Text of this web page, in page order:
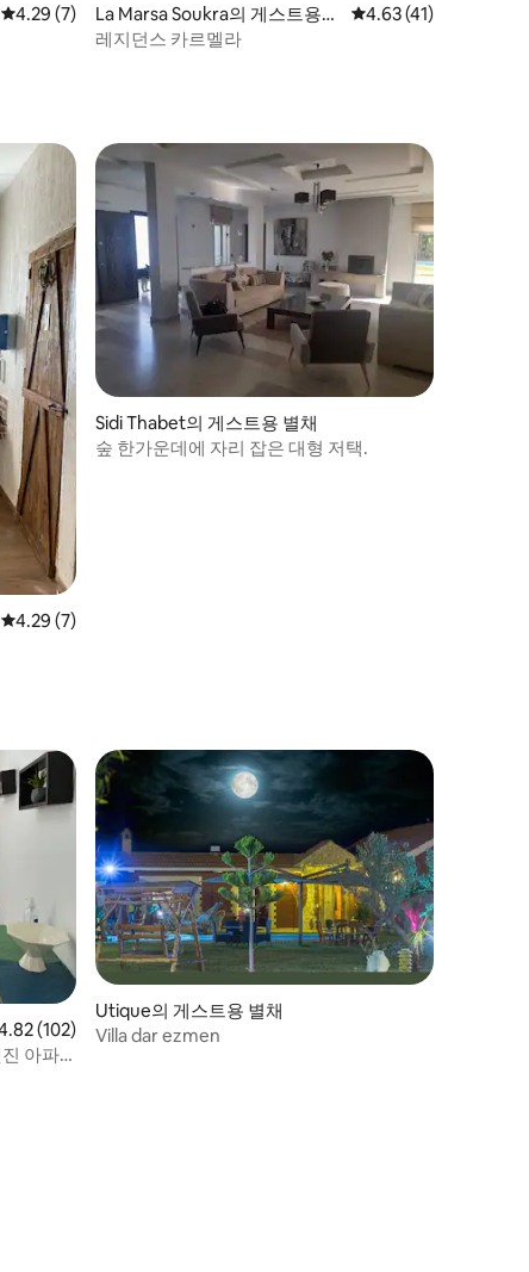
평점 4.29점(5점 만점), 후기 7개
4.29 (7)
La Marsa Soukra의 게스트용
별채
평점 4.63점(5점 만점
4.63 (41)
레지던스 카르멜라
평점 4.29점(5점 만점), 후기 7개
4.29 (7)
Sidi Thabet의 게스트용 별채
숲 한가운데에 자리 잡은 대형 저택.
4.82점(5점 만점), 후기 102개
(102)
아파
Utique의 게스트용 별채
Villa dar ezmen